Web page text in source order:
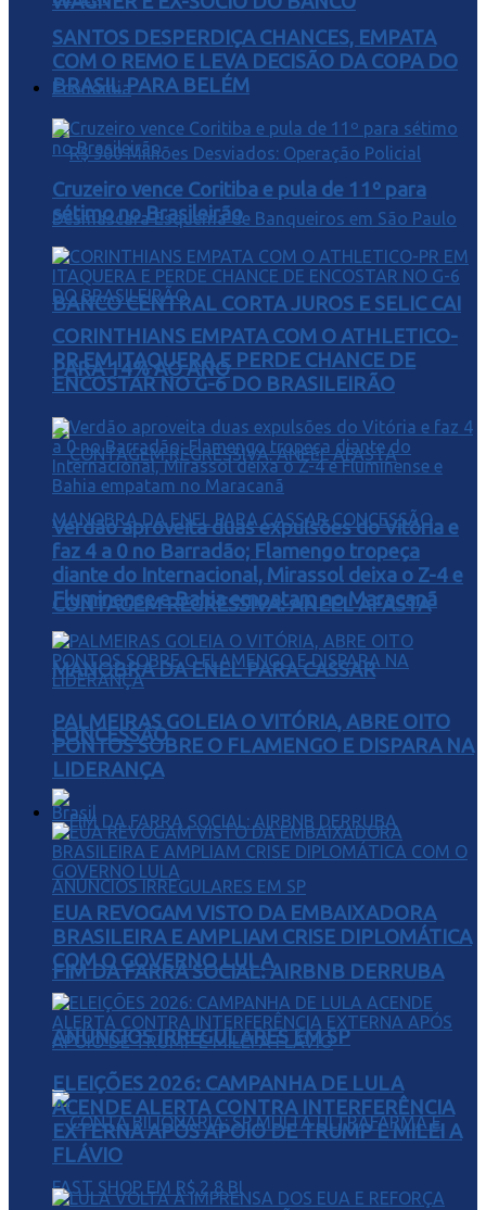
Economia
BANCO CENTRAL CORTA JUROS E SELIC CAI
PARA 14% AO ANO
CONTAGEM REGRESSIVA: ANEEL AFASTA
MANOBRA DA ENEL PARA CASSAR
CONCESSÃO
FIM DA FARRA SOCIAL: AIRBNB DERRUBA
ANÚNCIOS IRREGULARES EM SP
SANTOS DESPERDIÇA CHANCES, EMPATA
COM O REMO E LEVA DECISÃO DA COPA DO
BRASIL PARA BELÉM
Cruzeiro vence Coritiba e pula de 11º para
sétimo no Brasileirão
CORINTHIANS EMPATA COM O ATHLETICO-
PR EM ITAQUERA E PERDE CHANCE DE
ENCOSTAR NO G-6 DO BRASILEIRÃO
Verdão aproveita duas expulsões do Vitória e
faz 4 a 0 no Barradão; Flamengo tropeça
diante do Internacional, Mirassol deixa o Z-4 e
Fluminense e Bahia empatam no Maracanã
PALMEIRAS GOLEIA O VITÓRIA, ABRE OITO
PONTOS SOBRE O FLAMENGO E DISPARA NA
LIDERANÇA
Brasil
EUA REVOGAM VISTO DA EMBAIXADORA
BRASILEIRA E AMPLIAM CRISE DIPLOMÁTICA
COM O GOVERNO LULA
ELEIÇÕES 2026: CAMPANHA DE LULA
ACENDE ALERTA CONTRA INTERFERÊNCIA
EXTERNA APÓS APOIO DE TRUMP E MILEI A
FLÁVIO